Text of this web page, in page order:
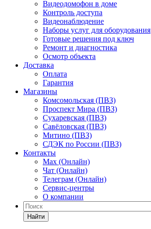
Видеодомофон в доме
Контроль доступа
Видеонаблюдение
Наборы услуг для оборудования
Готовые решения под ключ
Ремонт и диагностика
Осмотр объекта
Доставка
Оплата
Гарантия
Магазины
Комсомольская (ПВЗ)
Проспект Мира (ПВЗ)
Сухаревская (ПВЗ)
Савёловская (ПВЗ)
Митино (ПВЗ)
СДЭК по России (ПВЗ)
Контакты
Max (Онлайн)
Чат (Онлайн)
Телеграм (Онлайн)
Сервис-центры
О компании
Найти